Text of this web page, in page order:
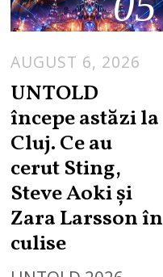
AUGUST 6, 2026
UNTOLD
începe astăzi la
Cluj. Ce au
cerut Sting,
Steve Aoki și
Zara Larsson în
culise